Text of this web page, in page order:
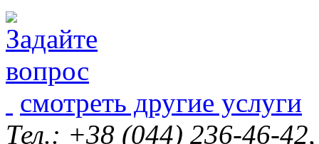
смотреть другие услуги
Тел.: +38 (044) 236-46-